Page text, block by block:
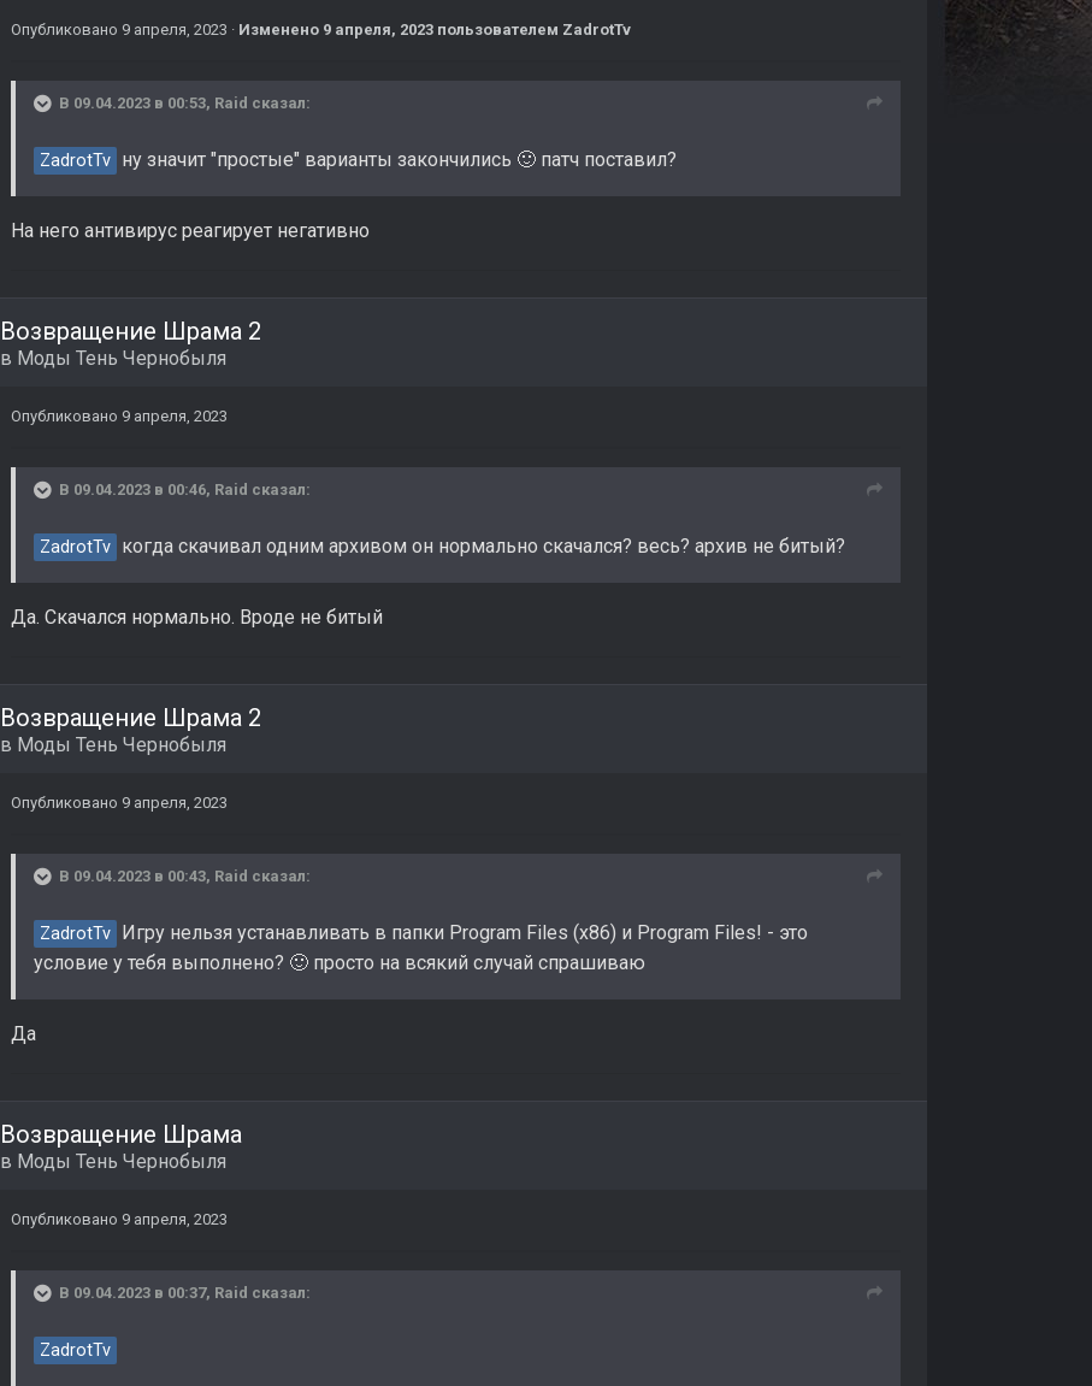
Опубликовано 9 апреля, 2023 · Изменено 9 апреля, 2023 пользователем ZadrotTv
В 09.04.2023 в 00:53, Raid сказал:
ZadrotTv ну значит "простые" варианты закончились 🙂 патч поставил?
На него антивирус реагирует негативно
Возвращение Шрама 2
в Моды Тень Чернобыля
Опубликовано 9 апреля, 2023
В 09.04.2023 в 00:46, Raid сказал:
ZadrotTv когда скачивал одним архивом он нормально скачался? весь? архив не битый?
Да. Скачался нормально. Вроде не битый
Возвращение Шрама 2
в Моды Тень Чернобыля
Опубликовано 9 апреля, 2023
В 09.04.2023 в 00:43, Raid сказал:
ZadrotTv Игру нельзя устанавливать в папки Program Files (x86) и Program Files! - это
условие у тебя выполнено? 🙂 просто на всякий случай спрашиваю
Да
Возвращение Шрама
в Моды Тень Чернобыля
Опубликовано 9 апреля, 2023
В 09.04.2023 в 00:37, Raid сказал:
ZadrotTv